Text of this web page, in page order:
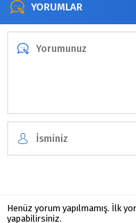
YORUMLAR
Henüz yorum yapılmamış. İlk
yapabilirsiniz.